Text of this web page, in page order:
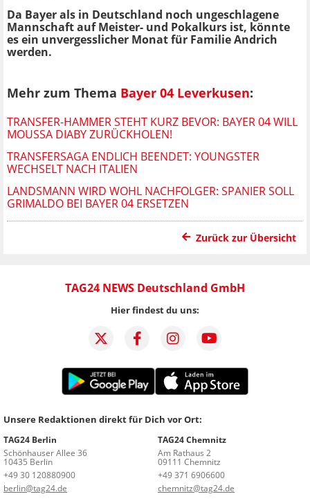
Da Bayer als in Deutschland noch ungeschlagene
Mannschaft auf Meister- und Pokalkurs ist, könnte
es ein unvergesslicher Monat für Familie Andrich
werden.
Mehr zum Thema Bayer 04 Leverkusen:
TRANSFER-HAMMER STEHT KURZ BEVOR: BAYER 04 WILL
MOUSSA DIABY ZURÜCKHOLEN!
TRANSFERSAGA ENDLICH BEENDET: YOUNGSTER
WECHSELT NACH ITALIEN
LANDSMANN WIRD WOHL NACHFOLGER: SPANIER SOLL
GRIMALDO BEI BAYER 04 ERSETZEN
Zurück zur Übersicht
TAG24 NEWS Deutschland GmbH
Hier findest du uns:
Unsere Redaktionen direkt für Dich vor Ort:
TAG24 Berlin
Schönhauser Allee 36
10435 Berlin
+49 30 120880900
berlin@tag24.de
TAG24 Chemnitz
Am Rathaus 2
09111 Chemnitz
+49 371 6906600
chemnitz@tag24.de